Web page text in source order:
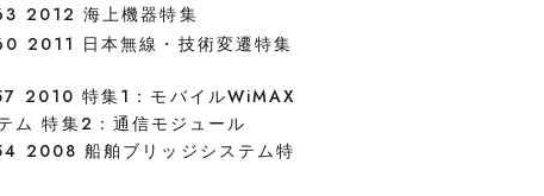
2012 海上機器特集
2011 日本無線・技術変遷特集
2010 特集1：モバイルWiMAX
ム 特集2：通信モジュール
2008 船舶ブリッジシステム特